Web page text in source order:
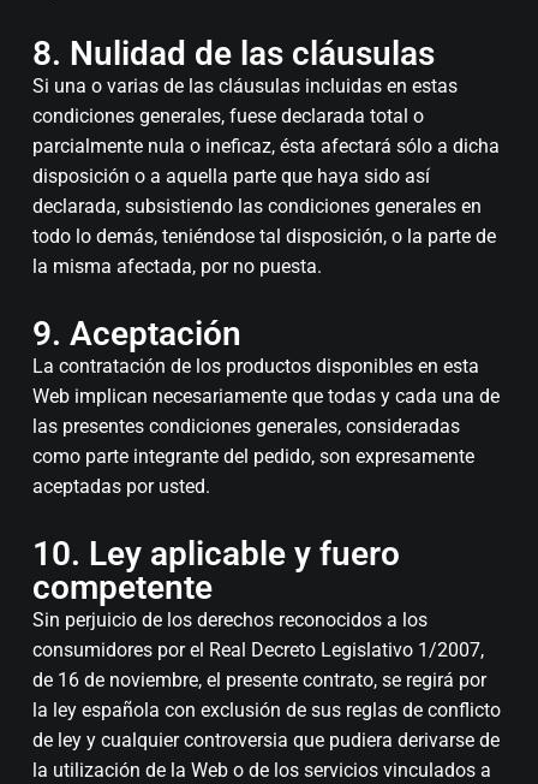
8. Nulidad de las cláusulas
Si una o varias de las cláusulas incluidas en estas
condiciones generales, fuese declarada total o
parcialmente nula o ineficaz, ésta afectará sólo a dicha
disposición o a aquella parte que haya sido así
declarada, subsistiendo las condiciones generales en
todo lo demás, teniéndose tal disposición, o la parte de
la misma afectada, por no puesta.
9. Aceptación
La contratación de los productos disponibles en esta
Web implican necesariamente que todas y cada una de
las presentes condiciones generales, consideradas
como parte integrante del pedido, son expresamente
aceptadas por usted.
10. Ley aplicable y fuero
competente
Sin perjuicio de los derechos reconocidos a los
consumidores por el Real Decreto Legislativo 1/2007,
de 16 de noviembre, el presente contrato, se regirá por
la ley española con exclusión de sus reglas de conflicto
de ley y cualquier controversia que pudiera derivarse de
la utilización de la Web o de los servicios vinculados a